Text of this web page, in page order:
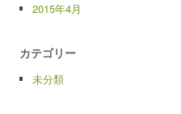
2015年4月
カテゴリー
未分類